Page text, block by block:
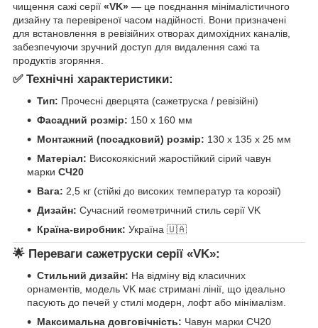
чищення сажі серії «VK» — це поєднання мінімалістичного
дизайну та перевіреної часом надійності. Вони призначені
для встановлення в ревізійних отворах димохідних каналів,
забезпечуючи зручний доступ для видалення сажі та
продуктів згоряння.
✅ Технічні характеристики:
Тип: Прочесні дверцята (сажетруска / ревізійні)
Фасадний розмір: 150 х 160 мм
Монтажний (посадковий) розмір: 130 х 135 х 25 мм
Матеріал: Високоякісний жаростійкий сірий чавун
марки СЧ20
Вага: 2,5 кг (стійкі до високих температур та корозії)
Дизайн: Сучасний геометричний стиль серії VK
Країна-виробник: Україна 🇺🇦
🌟 Переваги сажетруски серії «VK»:
Стильний дизайн: На відміну від класичних
орнаментів, модель VK має стримані лінії, що ідеально
пасують до печей у стилі модерн, лофт або мінімалізм.
Максимальна довговічність: Чавун марки СЧ20